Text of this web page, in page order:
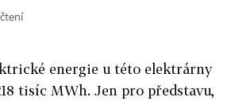
energie u této elektrárny
tisíc MWh. Jen pro představu,